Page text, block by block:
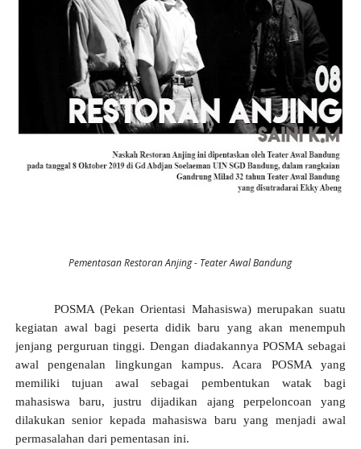
Pementasan Restoran Anjing - Teater Awal Bandung
POSMA (Pekan Orientasi Mahasiswa) merupakan suatu
kegiatan awal bagi peserta didik baru yang akan menempuh
jenjang perguruan tinggi. Dengan diadakannya POSMA sebagai
awal pengenalan lingkungan kampus. Acara POSMA yang
memiliki tujuan awal sebagai pembentukan watak bagi
mahasiswa baru, justru dijadikan ajang perpeloncoan yang
dilakukan senior kepada mahasiswa baru yang menjadi awal
permasalahan dari pementasan ini.